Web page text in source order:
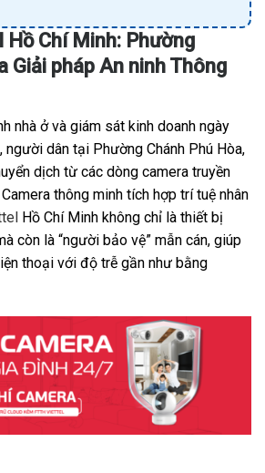
Hồ Chí Minh: Phường
Giải pháp An ninh Thông
nhà ở và giám sát kinh doanh ngày
dân tại Phường Chánh Phú Hòa,
dịch từ các dòng camera truyền
thông minh tích hợp trí tuệ nhân
Hồ Chí Minh không chỉ là thiết bị
còn là “người bảo vệ” mẫn cán, giúp
thoại với độ trễ gần như bằng